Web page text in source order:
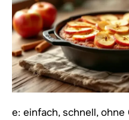
e: einfach, schnell, ohne